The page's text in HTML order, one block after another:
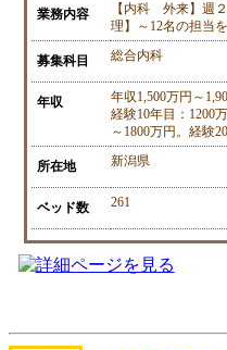
業務内容
【内科 外来】週
理】～12名の担当
募集科目 総合内科
年収
年収1,500万円～
経験10年目：1200
～1800万円。経験
所在地 新潟県
ベッド数 261